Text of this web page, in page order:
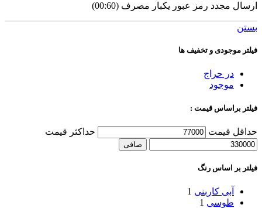
ارسال مجدد رمز عبور یکبار مصرف (00:
60
)
بستن
فیلتر موجودی و تخفیف ها
در حراج
موجود
فیلتر براساس قیمت :
حداقل قیمت حداكثر قيمت
صافی
فیلتر بر اساس رنگ
آبی کاربنی 1
طوسی 1